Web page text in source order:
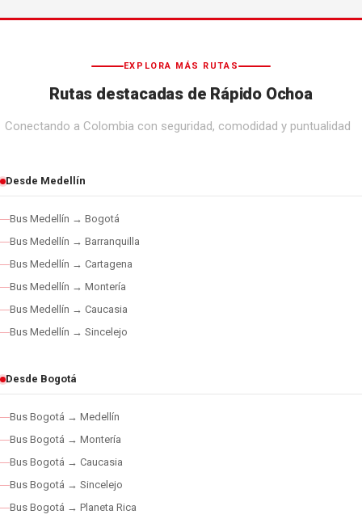
EXPLORA MÁS RUTAS
Rutas destacadas de Rápido Ochoa
Conectando a Colombia con seguridad, comodidad y puntualidad
Desde Medellín
Bus Medellín → Bogotá
Bus Medellín → Barranquilla
Bus Medellín → Cartagena
Bus Medellín → Montería
Bus Medellín → Caucasia
Bus Medellín → Sincelejo
Desde Bogotá
Bus Bogotá → Medellín
Bus Bogotá → Montería
Bus Bogotá → Caucasia
Bus Bogotá → Sincelejo
Bus Bogotá → Planeta Rica